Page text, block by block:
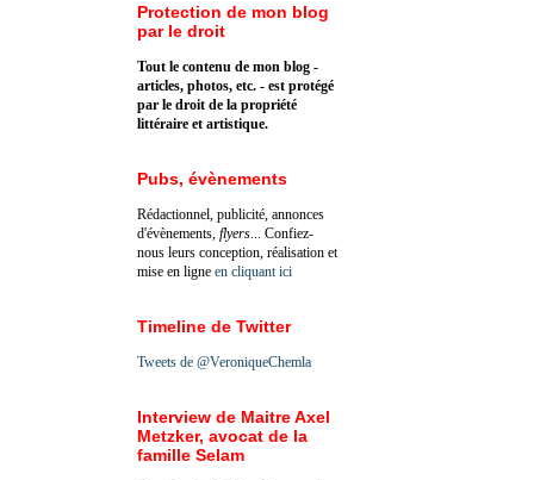
Protection de mon blog
par le droit
Tout le contenu de mon blog -
articles, photos, etc. - est protégé
par le droit de la propriété
littéraire et artistique.
Pubs, évènements
Rédactionnel, publicité, annonces
d'évènements, flyers ... Confiez-
nous leurs conception, réalisation et
mise en ligne en cliquant ici
Timeline de Twitter
Tweets de @VeroniqueChemla
Interview de Maitre Axel
Metzker, avocat de la
famille Selam